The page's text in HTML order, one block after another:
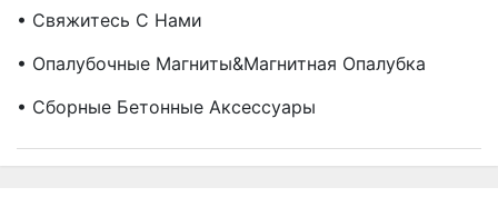
• Свяжитесь С Нами
• Опалубочные Магниты&Магнитная Опалубка
• Сборные Бетонные Аксессуары